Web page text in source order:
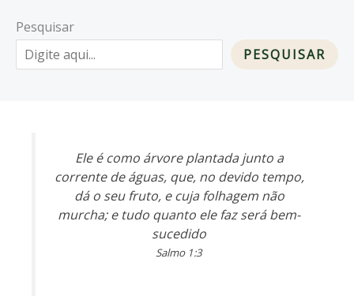
Pesquisar
PESQUISAR
Ele é como árvore plantada junto a
corrente de águas, que, no devido tempo,
dá o seu fruto, e cuja folhagem não
murcha; e tudo quanto ele faz será bem-
sucedido
Salmo 1:3